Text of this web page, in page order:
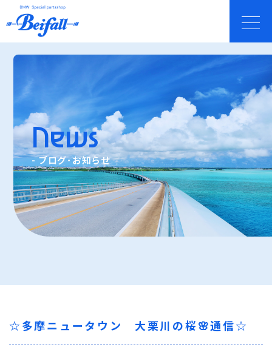
News
- ブログ･お知らせ
☆多摩ニュータウン 大栗川の桜🌸通信☆